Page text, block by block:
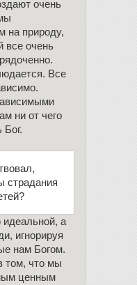
очень
на природу,
все очень
Все
ни от чего
Бог.
страдания
идеальной, а
игнорируя
нам Богом.
том, что мы
ценным